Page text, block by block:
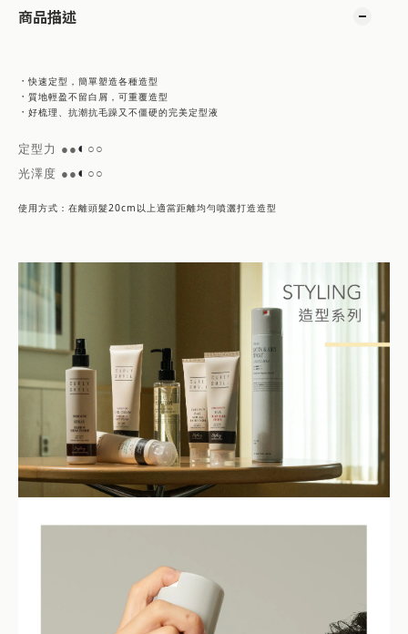
商品描述
． 快速定型，簡單塑造各種造型
． 質地輕盈不留白屑，可重覆造型
． 好梳理、抗潮抗毛躁又不僵硬的完美定型液
定型力 ●● ◐ ○ ○
光澤度 ●● ◐ ○○
使用方式：在離頭髮20cm以上適當距離均勻噴灑打造造型